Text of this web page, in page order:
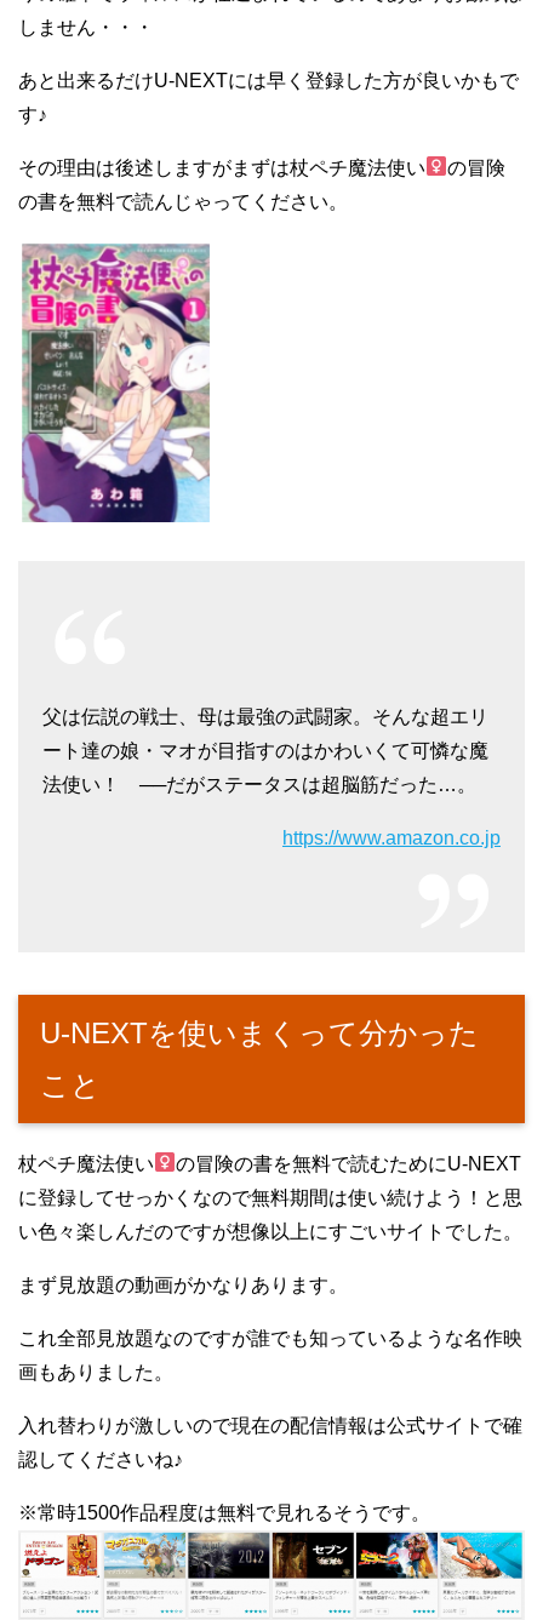
しません・・・
あと出来るだけU-NEXTには早く登録した方が良いかもで
す♪
その理由は後述しますがまずは杖ペチ魔法使い
の冒険
の書を無料で読んじゃってください。
父は伝説の戦士、母は最強の武闘家。そんな超エリ
ート達の娘・マオが目指すのはかわいくて可憐な魔
法使い！ ──だがステータスは超脳筋だった…。
https://www.amazon.co.jp
U-NEXTを使いまくって分かった
こと
杖ペチ魔法使い
の冒険の書を無料で読むためにU-NEXT
に登録してせっかくなので無料期間は使い続けよう！と思
い色々楽しんだのですが想像以上にすごいサイトでした。
まず見放題の動画がかなりあります。
これ全部見放題なのですが誰でも知っているような名作映
画もありました。
入れ替わりが激しいので現在の配信情報は公式サイトで確
認してくださいね♪
※常時1500作品程度は無料で見れるそうです。